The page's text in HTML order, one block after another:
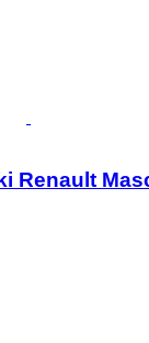
Renault